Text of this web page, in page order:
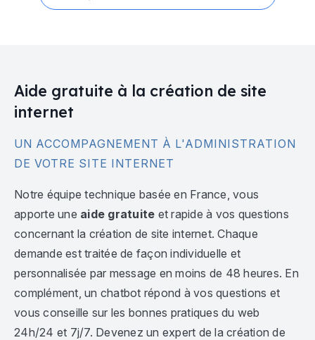
Aide gratuite à la création de site
internet
UN ACCOMPAGNEMENT À L'ADMINISTRATION
DE VOTRE SITE INTERNET
Notre équipe technique basée en France, vous
apporte une aide gratuite et rapide à vos questions
concernant la création de site internet. Chaque
demande est traitée de façon individuelle et
personnalisée par message en moins de 48 heures. En
complément, un chatbot répond à vos questions et
vous conseille sur les bonnes pratiques du web
24h/24 et 7j/7. Devenez un expert de la création de